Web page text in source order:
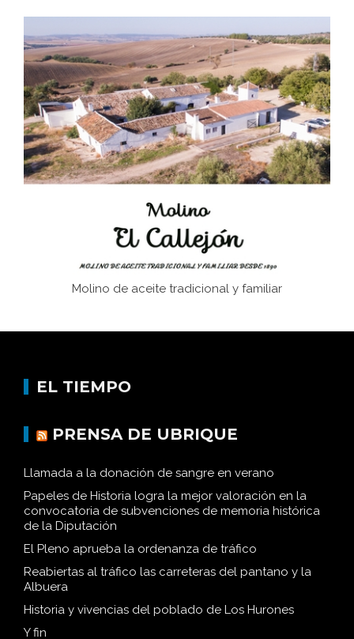
Bornos
El Frente Popular. Ubrique, febrero-julio 1936
Juntar las letras. La alfabetización en el campo: del
afán de saber a la autogestión
Historia y vivencias del poblado de Los Hurones
Molino de aceite tradicional y familiar
EL TIEMPO
PRENSA DE UBRIQUE
Llamada a la donación de sangre en verano
Papeles de Historia logra la mejor valoración en la
convocatoria de subvenciones de memoria histórica
de la Diputación
El Pleno aprueba la ordenanza de tráfico
Reabiertas al tráfico las carreteras del pantano y la
Albuera
Historia y vivencias del poblado de Los Hurones
Y fin